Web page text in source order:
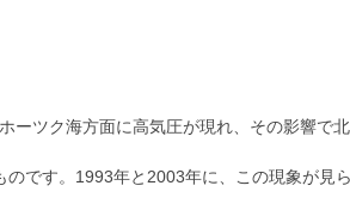
ーツク海方面に高気圧が現れ、その影響で
です。1993年と2003年に、この現象が見